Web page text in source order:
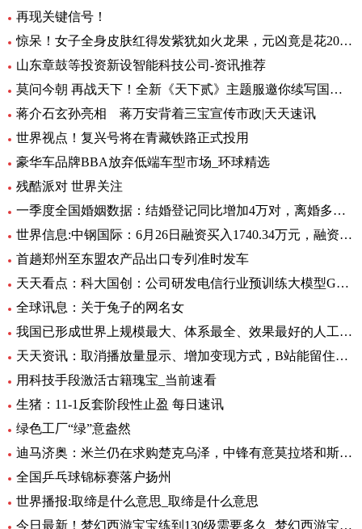
再现关键信号！
惊呆！女子全身皮肤红得发紫犹如火龙果，元凶竟是花20块钱买的……_每日观点
山东章鼓等投资新设智能科技公司-资讯推荐
莫问今朝 再战天下！全新《天下贰》主题服邀你续写国韵风华！_当前播报
蒋介石玄孙亮相 蒋万安背着三宝宣传市政|天天速讯
世界视点！复兴号将在青藏铁路正式投用
豪华车品牌BBA放弃低端车型市场_环球精选
残酷派对 世界关注
一季度全国婚姻数据：结婚登记同比增加4万对，离婚多了12万对
世界信息:中钢国际：6月26日融资买入1740.34万元，融资融券余额2.76亿元
首趟郑州至东盟农产品出口专列准时发车
天天看点：科大国创：公司研发电信行业预训练大模型GC-TeleGPT 现已在电信智能客服等领域实现落地应用
全球讯息：关于兔子的网名女
我国已形成世界上规模最大、体系最全、效果最好的人工影响天气作业力量
天天资讯：取消播放量显示、增加变现方式，B站能留住UP主吗？
用科技手段激活古籍瑰宝_当前速看
生猪：11-1反套阶段性止盈 每日速讯
绿色工厂“绿”意盎然
迪马济奥：米兰仍在求购楚克乌泽，中锋有意莫拉塔和斯卡马卡-全球新资讯
全国乒乓球锦标赛落户扬州
世界播报:取缔是什么意思_取缔是什么意思
今日最新！梦幻西游宝宝练到130级需要多久_梦幻西游宝宝练级地点